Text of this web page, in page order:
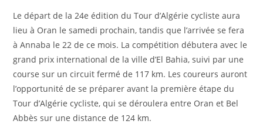
Le départ de la 24e édition du Tour d’Algérie cycliste aura
lieu à Oran le samedi prochain, tandis que l’arrivée se fera
à Annaba le 22 de ce mois. La compétition débutera avec le
grand prix international de la ville d’El Bahia, suivi par une
course sur un circuit fermé de 117 km. Les coureurs auront
l’opportunité de se préparer avant la première étape du
Tour d’Algérie cycliste, qui se déroulera entre Oran et Bel
Abbès sur une distance de 124 km.